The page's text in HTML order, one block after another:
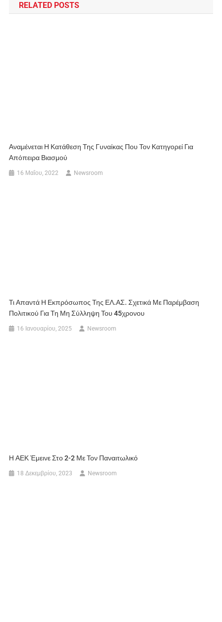
RELATED POSTS
Αναμένεται Η Κατάθεση Της Γυναίκας Που Τον Κατηγορεί Για
Απόπειρα Βιασμού
16 Μαΐου, 2022 Newsroom
Τι Απαντά Η Εκπρόσωπος Της ΕΛ.ΑΣ. Σχετικά Με Παρέμβαση
Πολιτικού Για Τη Μη Σύλληψη Του 45χρονου
16 Ιανουαρίου, 2025 Newsroom
Η ΑΕΚ Έμεινε Στο 2-2 Με Τον Παναιτωλικό
18 Δεκεμβρίου, 2023 Newsroom